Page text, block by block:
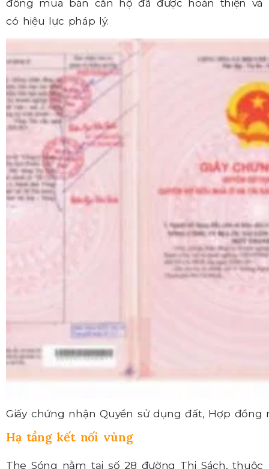
đồng mua bán căn hộ đã được hoàn thiện và
có hiệu lực pháp lý.
Giấy chứng nhận Quyền sử dụng đất, Hợp
Hạ tầng kết nối vùng
The Sóng nằm tại số 28 đường Thi Sách, thuộc